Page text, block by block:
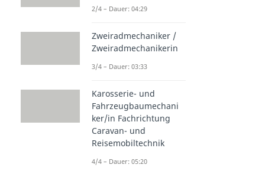
2/4 – Dauer: 04:29
Zweiradmechaniker /
Zweiradmechanikerin
3/4 – Dauer: 03:33
Karosserie- und
Fahrzeugbaumechani
ker/in Fachrichtung
Caravan- und
Reisemobiltechnik
4/4 – Dauer: 05:20